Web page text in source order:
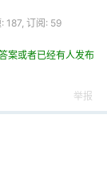
187, 订阅: 59
案或者已经有人发布
举报